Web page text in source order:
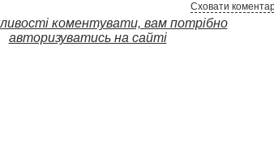
Сховати
коментувати, вам потрібно
авторизуватись на сайті